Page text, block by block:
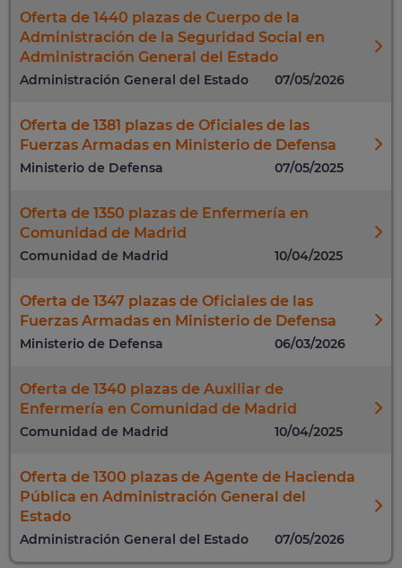
Oferta de 1440 plazas de Cuerpo de la
Administración de la Seguridad Social en
Administración General del Estado
Administración General del Estado 07/05/2026
Oferta de 1381 plazas de Oficiales de las
Fuerzas Armadas en Ministerio de Defensa
Ministerio de Defensa 07/05/2025
Oferta de 1350 plazas de Enfermería en
Comunidad de Madrid
Comunidad de Madrid 10/04/2025
Oferta de 1347 plazas de Oficiales de las
Fuerzas Armadas en Ministerio de Defensa
Ministerio de Defensa 06/03/2026
Oferta de 1340 plazas de Auxiliar de
Enfermería en Comunidad de Madrid
Comunidad de Madrid 10/04/2025
Oferta de 1300 plazas de Agente de Hacienda
Pública en Administración General del
Estado
Administración General del Estado 07/05/2026